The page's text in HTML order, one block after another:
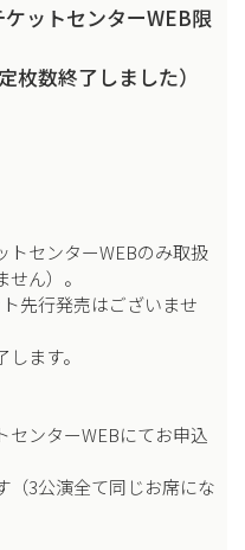
ケットセンターWEB限
枚数終了しました）
センターWEBのみ取扱
ん）。
先行発売はございませ
ます。
ンターWEBにてお申込
3公演全て同じお席にな